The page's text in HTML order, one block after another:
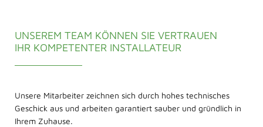
UNSEREM TEAM KÖNNEN SIE VERTRAUEN
IHR KOMPETENTER INSTALLATEUR
Unsere Mitarbeiter zeichnen sich durch hohes technisches
Geschick aus und arbeiten garantiert sauber und gründlich in
Ihrem Zuhause.